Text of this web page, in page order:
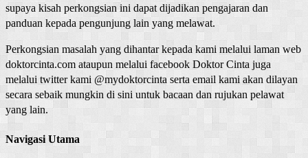
supaya kisah perkongsian ini dapat dijadikan pengajaran dan
panduan kepada pengunjung lain yang melawat.
Perkongsian masalah yang dihantar kepada kami melalui laman web
doktorcinta.com ataupun melalui facebook Doktor Cinta juga
melalui twitter kami @mydoktorcinta serta email kami akan dilayan
secara sebaik mungkin di sini untuk bacaan dan rujukan pelawat
yang lain.
Navigasi Utama